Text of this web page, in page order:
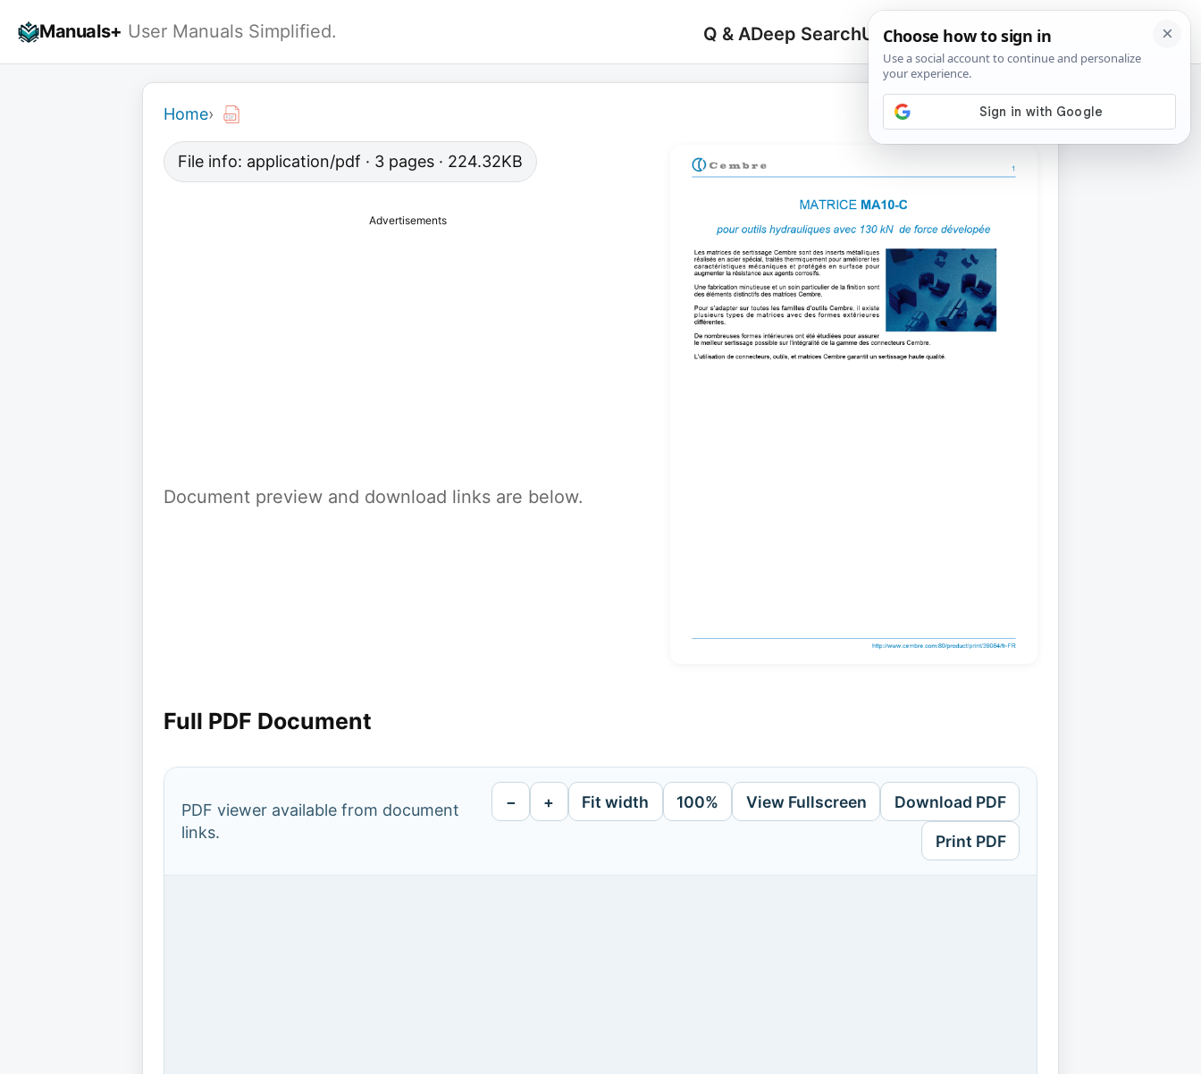
Manuals+ User Manuals Simplified. Q & ADeep SearchUpload
Search
for:
🔍
Home›
File info: application/pdf · 3 pages · 224.32KB
Advertisements
Document preview and download links are below.
Full PDF Document
PDF viewer available from document
links.
− + Fit width 100% View Fullscreen Download PDF
Print PDF